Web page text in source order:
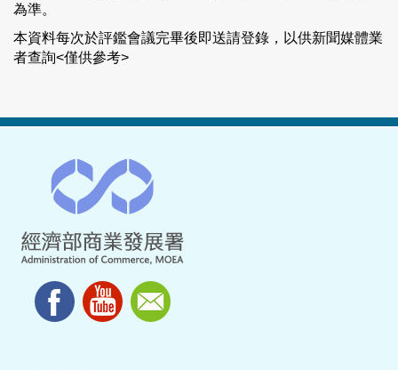
為準。
本資料每次於評鑑會議完畢後即送請登錄，以供新聞媒體業
者查詢<僅供參考>